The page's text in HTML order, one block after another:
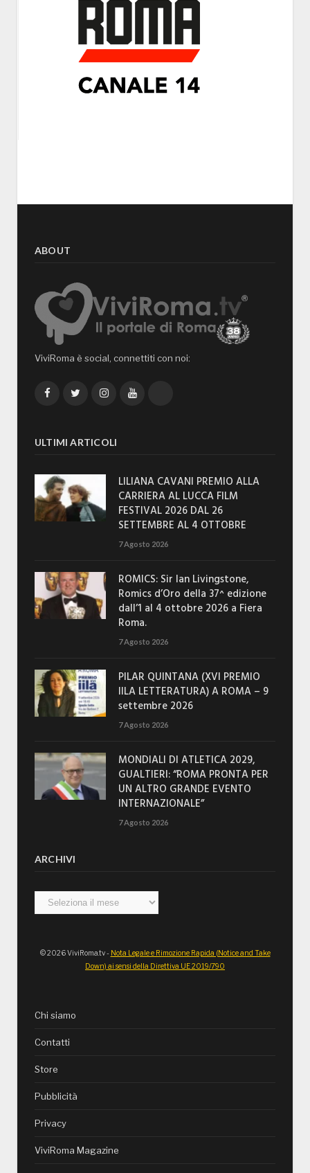
ABOUT
ViviRoma è social, connettiti con noi:
FacebookTwitterInstagramYouTube
ULTIMI ARTICOLI
LILIANA CAVANI PREMIO ALLA
CARRIERA AL LUCCA FILM
FESTIVAL 2026 DAL 26
SETTEMBRE AL 4 OTTOBRE
7 Agosto 2026
ROMICS: Sir Ian Livingstone,
Romics d’Oro della 37^ edizione
dall’1 al 4 ottobre 2026 a Fiera
Roma.
7 Agosto 2026
PILAR QUINTANA (XVI PREMIO
IILA LETTERATURA) A ROMA – 9
settembre 2026
7 Agosto 2026
MONDIALI DI ATLETICA 2029,
GUALTIERI: “ROMA PRONTA PER
UN ALTRO GRANDE EVENTO
INTERNAZIONALE”
7 Agosto 2026
ARCHIVI
Archivi
© 2026 ViviRoma.tv - Nota Legale e Rimozione Rapida (Notice and Take
Down) ai sensi della Direttiva UE 2019/790
Chi siamo
Contatti
Store
Pubblicità
Privacy
ViviRoma Magazine